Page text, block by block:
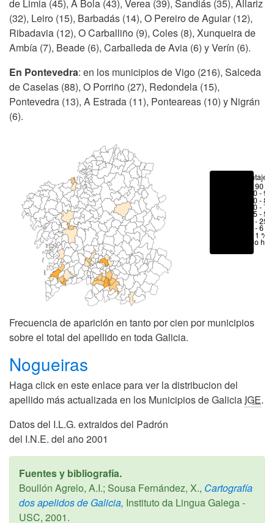
de Limia (45), A Bola (43), Verea (39), Sandiás (35), Allariz
(32), Leiro (15), Barbadás (14), O Pereiro de Aguiar (12),
Ribadavia (12), O Carballiño (9), Coles (8), Xunqueira de
Ambía (7), Beade (6), Carballeda de Avia (6) y Verín (6).
En Pontevedra: en los municipios de Vigo (216), Salceda
de Caselas (88), O Porriño (27), Redondela (15),
Pontevedra (13), A Estrada (11), Ponteareas (10) y Nigrán
(6).
Porcentajes
> 90 %
80 -
70 -
50 -
25 -
6 - 25
1 - 6 %
< 1 %
No hay
Frecuencia de aparición en tanto por cien por municipios
sobre el total del apellido en toda Galicia.
Nogueiras
Haga click en este enlace para ver la distribucion del
apellido más actualizada en los Municipios de Galicia IGE.
Datos del I.L.G. extraidos del Padrón
del I.N.E. del año 2001
Fuentes y bibliografía.
Boullón Agrelo, A.I.; Sousa Fernández, X., Cartografía
dos apelidos de Galicia, Instituto da Lingua Galega -
USC, 2001.